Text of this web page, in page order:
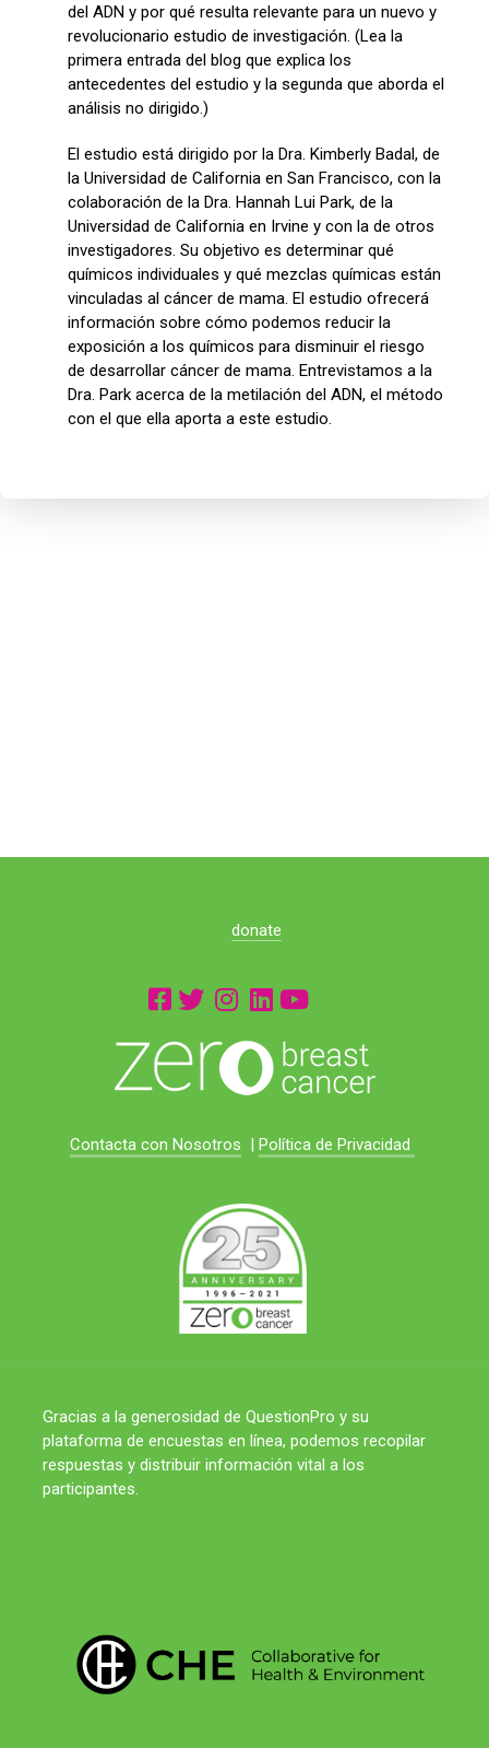
del ADN y por qué resulta relevante para un nuevo y
revolucionario estudio de investigación. (Lea la
primera entrada del blog que explica los
antecedentes del estudio y la segunda que aborda el
análisis no dirigido.)
El estudio está dirigido por la Dra. Kimberly Badal, de
la Universidad de California en San Francisco, con la
colaboración de la Dra. Hannah Lui Park, de la
Universidad de California en Irvine y con la de otros
investigadores. Su objetivo es determinar qué
químicos individuales y qué mezclas químicas están
vinculadas al cáncer de mama. El estudio ofrecerá
información sobre cómo podemos reducir la
exposición a los químicos para disminuir el riesgo
de desarrollar cáncer de mama. Entrevistamos a la
Dra. Park acerca de la metilación del ADN, el método
con el que ella aporta a este estudio.
donate
Contacta con Nosotros | Política de Privacidad
Gracias a la generosidad de QuestionPro y su
plataforma de encuestas en línea, podemos recopilar
respuestas y distribuir información vital a los
participantes.